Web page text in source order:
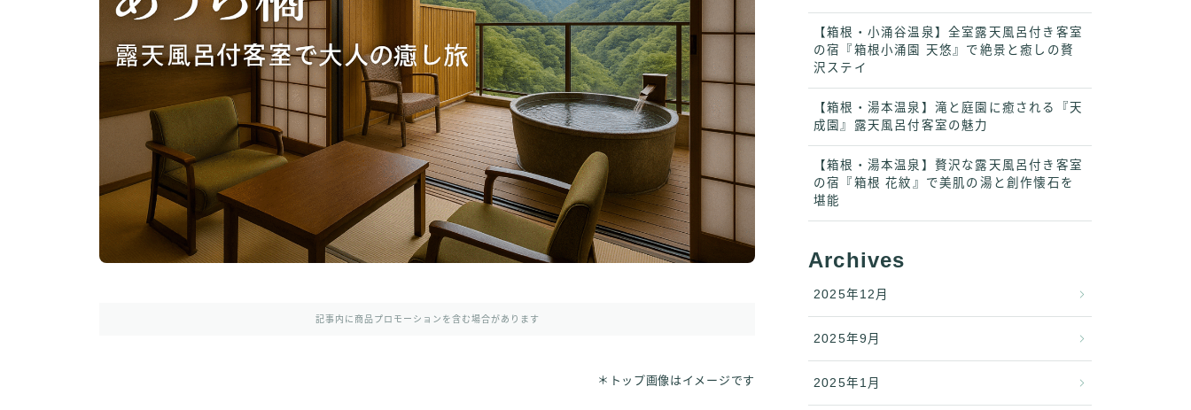
記事内に商品プロモーションを含む場合があります
＊トップ画像はイメージです
【箱根・小涌谷温泉】全室露天風呂付き客室
の宿『箱根小涌園 天悠』で絶景と癒しの贅
沢ステイ
【箱根・湯本温泉】滝と庭園に癒される『天
成園』露天風呂付客室の魅力
【箱根・湯本温泉】贅沢な露天風呂付き客室
の宿『箱根 花紋』で美肌の湯と創作懐石を
堪能
Archives
2025年12月
2025年9月
2025年1月